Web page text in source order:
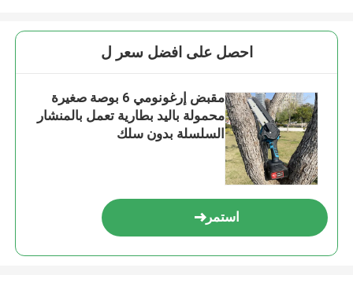
احصل على افضل سعر ل
مقبض إرغونومي 6 بوصة صغيرة
محمولة باليد بطارية تعمل بالمنشار
السلسلة بدون سلك
استمر